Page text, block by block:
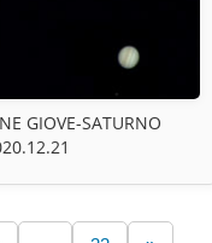
GIOVE-SATURNO